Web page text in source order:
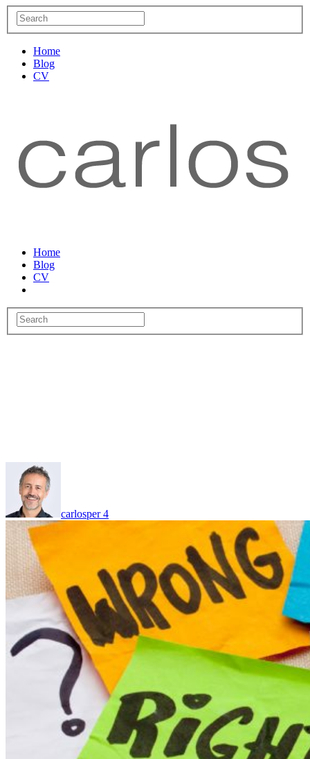
Home
Blog
CV
Home
Blog
CV
carlosper 4